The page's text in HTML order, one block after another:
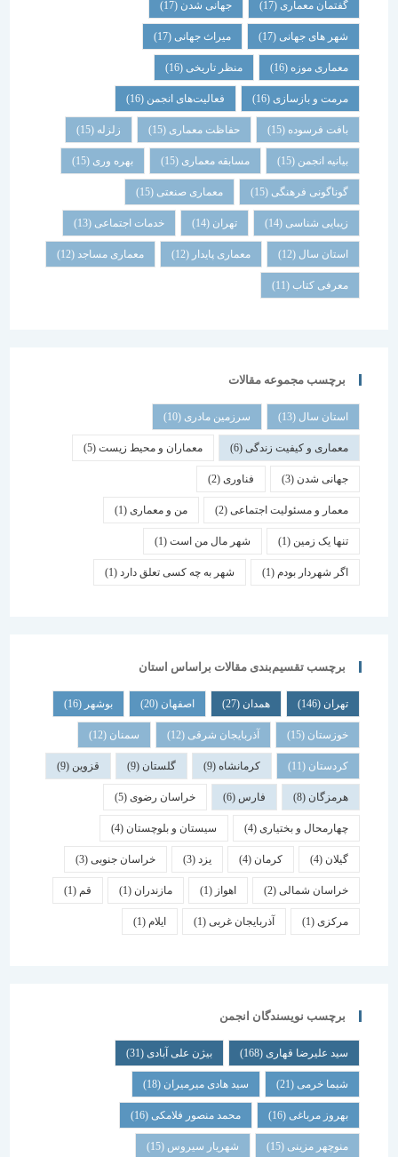
گفتمان معماری (17) جهانی شدن(17)
شهر های جهانی(17) میراث جهانی(17)
معماری موزه(16) منظر تاریخی (16)
مرمت و بازسازی(16) فعالیت‌های انجمن(16)
بافت فرسوده (15) حفاظت معماری (15) زلزله
بیانیه انجمن(15) مسابقه معماری (15) بهره وری(15)
گوناگونی فرهنگی (15) معماری صنعتی(15)
زیبایی شناسی (14) تهران خدمات اجتماعی (13)
استان سال(12) معماری پایدار (12) معماری مساجد(12)
معرفی کتاب(11)
برچسب مجموعه مقالات
استان سال(13) سرزمین مادری(10)
معماری و کیفیت زندگی(6) معماران و محیط زیست(5)
جهانی شدن(3) فناوری (2)
معمار و مسئولیت اجتماعی (2) من و معماری (1)
تنها یک زمین(1) شهر مال من است(1)
اگر شهردار بودم (1) شهر به چه کسی تعلق دارد(1)
برچسب تقسیم‌بندی مقالات براساس استان
همدان اصفهان (20) بوشهر
خوزستان(15) آذربایجان شرقی(12) سمنان (12)
کردستان(11) کرمانشاه(9) گلستان (9) قزوین
هرمزگان(8) فارس خراسان رضوی(5)
چهارمحال و بختیاری (4) سیستان و بلوچستان(4)
کرمان یزد خراسان جنوبی(3)
خراسان شمالی(2) اهواز مازندران(1) قم
(1) آذربایجان غربی(1) ایلام
برچسب نویسندگان انجمن
سید علیرضا قهاری(168) بیژن علی آبادی(31)
شیما خرمی(21) سید هادی میرمیران(18)
بهروز مرباغی (16) محمد منصور فلامکی (16)
منوچهر مزینی(15) شهریار سیروس(15)